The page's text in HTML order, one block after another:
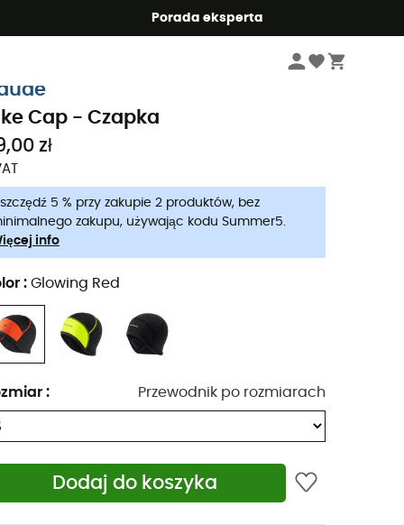
Porada eksperta
Cap - Czapka
zł
5 % przy zakupie 2 produktów, bez
zakupu, używając kodu Summer5.
info
: Glowing Red
: Przewodnik po rozmiarach
Dodaj do koszyka